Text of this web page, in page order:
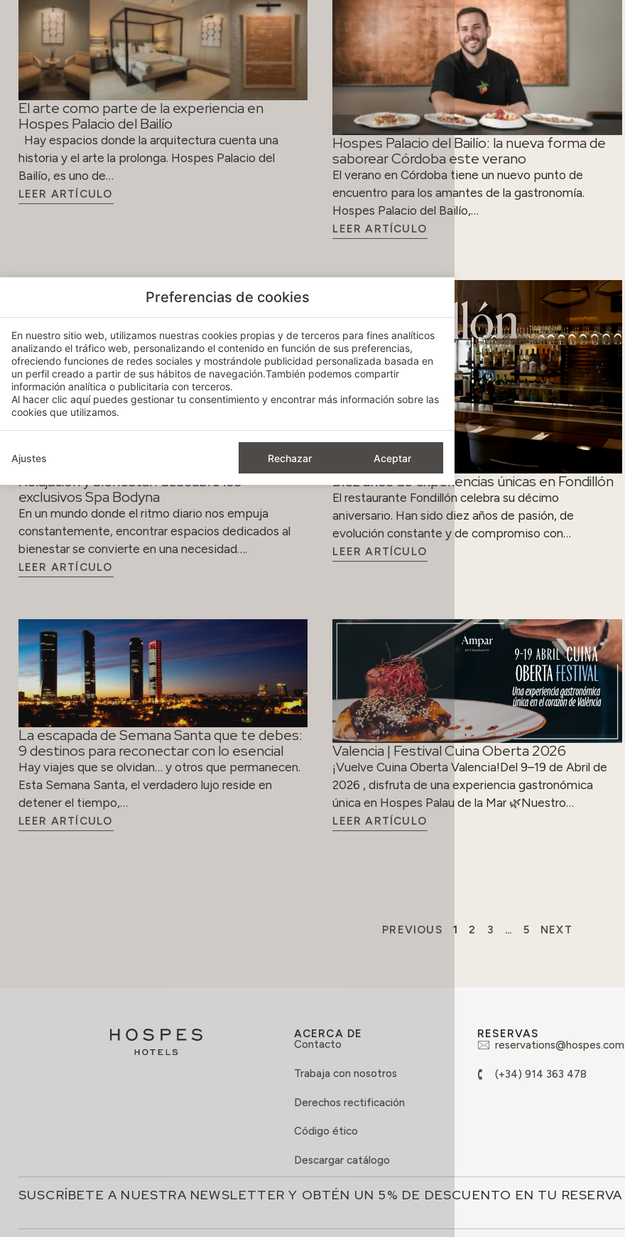
El arte como parte de la experiencia en
Hospes Palacio del Bailío
Hay espacios donde la arquitectura cuenta una
historia y el arte la prolonga. Hospes Palacio del
Bailío, es uno de…
LEER ARTÍCULO
Hospes Palacio del Bailío: la nueva forma de
saborear Córdoba este verano
El verano en Córdoba tiene un nuevo punto de
encuentro para los amantes de la gastronomía.
Hospes Palacio del Bailío,…
LEER ARTÍCULO
Relajación y bienestar: descubre los
exclusivos Spa Bodyna
En un mundo donde el ritmo diario nos empuja
constantemente, encontrar espacios dedicados al
bienestar se convierte en una necesidad….
LEER ARTÍCULO
Diez años de experiencias únicas en Fondillón
El restaurante Fondillón celebra su décimo
aniversario. Han sido diez años de pasión, de
evolución constante y de compromiso con…
LEER ARTÍCULO
La escapada de Semana Santa que te debes:
9 destinos para reconectar con lo esencial
Hay viajes que se olvidan… y otros que permanecen.
Esta Semana Santa, el verdadero lujo reside en
detener el tiempo,…
LEER ARTÍCULO
Valencia | Festival Cuina Oberta 2026
¡Vuelve Cuina Oberta Valencia!Del 9–19 de Abril de
2026 , disfruta de una experiencia gastronómica
única en Hospes Palau de la Mar 🌿Nuestro…
LEER ARTÍCULO
PREVIOUS 1 2 3 … 5 NEXT
ACERCA DE
Contacto
Trabaja con nosotros
Derechos rectificación
Código ético
Descargar catálogo
RESERVAS
reservations@hospes.com
(+34) 914 363 478
SUSCRÍBETE A NUESTRA NEWSLETTER Y OBTÉN UN 5% DE DESCUENTO EN TU RESERVA
Preferencias de cookies
En nuestro sitio web, utilizamos nuestras cookies propias y de terceros para fines analíticos
analizando el tráfico web, personalizando el contenido en función de sus preferencias,
ofreciendo funciones de redes sociales y mostrándole publicidad personalizada basada en
un perfil creado a partir de sus hábitos de navegación.También podemos compartir
información analítica o publicitaria con terceros.
Al hacer clic aquípuedes gestionar tu consentimiento y encontrar más información sobre las
cookies que utilizamos.
Ajustes Rechazar Aceptar